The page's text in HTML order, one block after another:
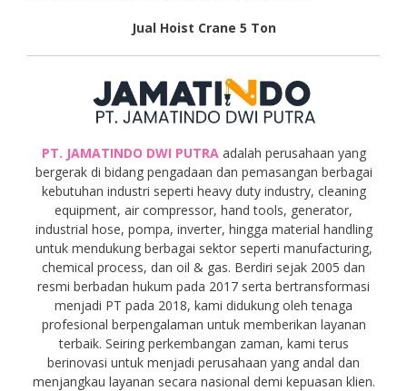
Jual Hoist Crane 5 Ton
PT. JAMATINDO DWI PUTRA adalah perusahaan yang
bergerak di bidang pengadaan dan pemasangan berbagai
kebutuhan industri seperti heavy duty industry, cleaning
equipment, air compressor, hand tools, generator,
industrial hose, pompa, inverter, hingga material handling
untuk mendukung berbagai sektor seperti manufacturing,
chemical process, dan oil & gas. Berdiri sejak 2005 dan
resmi berbadan hukum pada 2017 serta bertransformasi
menjadi PT pada 2018, kami didukung oleh tenaga
profesional berpengalaman untuk memberikan layanan
terbaik. Seiring perkembangan zaman, kami terus
berinovasi untuk menjadi perusahaan yang andal dan
menjangkau layanan secara nasional demi kepuasan klien.